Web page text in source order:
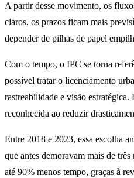
A partir desse movimento, os
claros, os prazos ficam mais
depender de pilhas de papel
Com o tempo, o IPC se torna
possível tratar o licenciamento
rastreabilidade e visão estratégica.
reconhecida ao reduzir
Entre 2018 e 2023, essa escolha
que antes demoravam mais de três
até 90% menos tempo, graças à